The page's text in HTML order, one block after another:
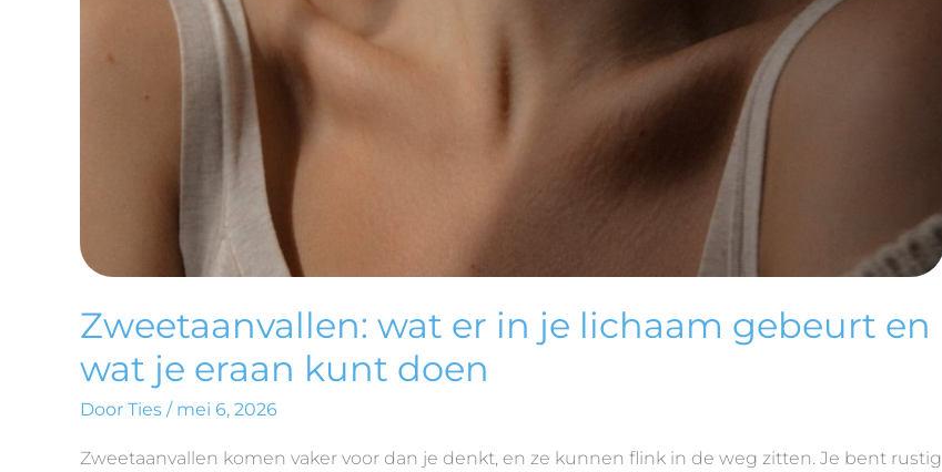
Zweetaanvallen: wat er in je lichaam gebeurt en
wat je eraan kunt doen
Door Ties / mei 6, 2026
Zweetaanvallen komen vaker voor dan je denkt, en ze kunnen flink in de weg zitten. Je bent rustig